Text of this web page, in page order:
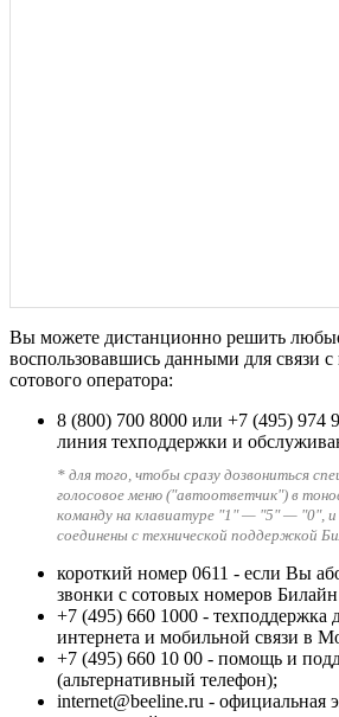
Вы можете дистанционно решить
воспользовавшись данными для связи с
сотового оператора:
8 (800) 700 8000 или +7 (495) 974
линия техподдержки и
* для того, чтобы сразу дозвониться
голосовое меню ("автоответчик") в
команду на клавиатуре "1" — "5" — "0", и
соединены с технической поддержкой
короткий номер 0611 - если Вы
звонки с сотовых номеров
+7 (495) 660 1000 - техподдержка
интернета и мобильной связи в
+7 (495) 660 10 00 - помощь и
(альтернативный телефон);
internet@beeline.ru - официальная